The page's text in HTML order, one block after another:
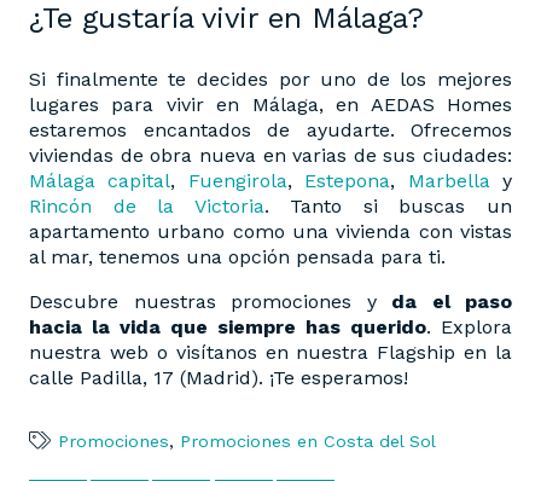
¿Te gustaría vivir en Málaga?
Si finalmente te decides por uno de los mejores
lugares para vivir en Málaga, en AEDAS Homes
estaremos encantados de ayudarte. Ofrecemos
viviendas de obra nueva en varias de sus ciudades:
Málaga capital, Fuengirola, Estepona, Marbellay
Rincón de la Victoria. Tanto si buscas un
apartamento urbano como una vivienda con vistas
al mar, tenemos una opción pensada para ti.
Descubre nuestras promociones yda el paso
hacia la vida que siempre has querido. Explora
nuestra web o visítanos en nuestra Flagship en la
calle Padilla, 17 (Madrid). ¡Te esperamos!
Promociones, Promociones en Costa del Sol